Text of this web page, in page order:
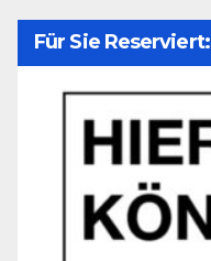
Für Sie Reserviert: